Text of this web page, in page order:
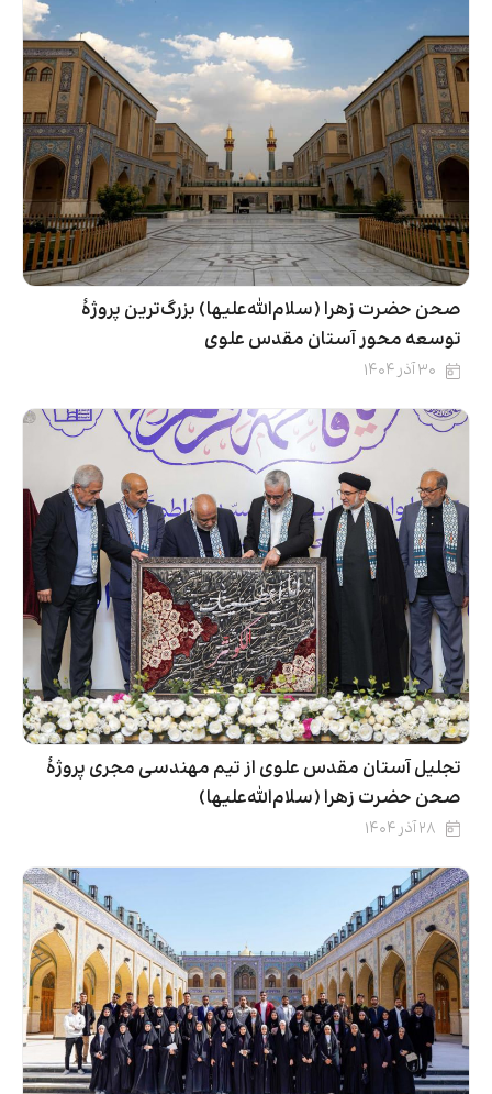
صحن حضرت زهرا (سلام‌الله‌علیها) بزرگ‌ترین پروژۀ
توسعه محور آستان مقدس علوی
۳۰ آذر ۱۴۰۴
تجلیل آستان مقدس علوی از تیم مهندسی مجری پروژۀ
صحن حضرت زهرا (سلام‌الله‌علیها)
۲۸ آذر ۱۴۰۴